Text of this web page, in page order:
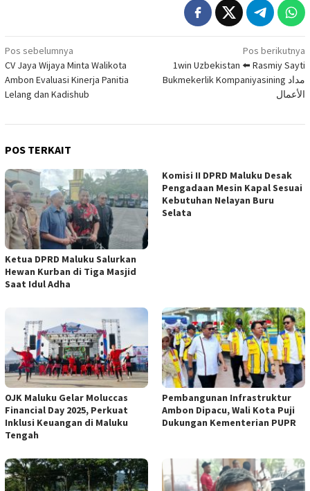
Navigasi
pos
Pos sebelumnya
CV Jaya Wijaya Minta Walikota
Ambon Evaluasi Kinerja Panitia
Lelang dan Kadishub
Pos berikutnya
1win Uzbekistan ⬅️ Rasmiy Sayti
Bukmekerlik Kompaniyasining مداد
الأعمال
POS TERKAIT
Ketua DPRD Maluku Salurkan
Hewan Kurban di Tiga Masjid
Saat Idul Adha
Komisi II DPRD Maluku Desak
Pengadaan Mesin Kapal Sesuai
Kebutuhan Nelayan Buru
Selata
OJK Maluku Gelar Moluccas
Financial Day 2025, Perkuat
Inklusi Keuangan di Maluku
Tengah
Pembangunan Infrastruktur
Ambon Dipacu, Wali Kota Puji
Dukungan Kementerian PUPR